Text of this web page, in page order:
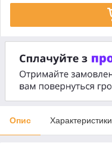
Опис Характеристики